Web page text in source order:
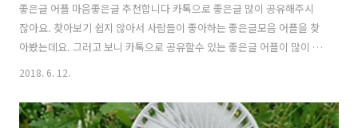
좋은글 어플 마음좋은글 추천합니다 카톡으로 좋은글 많이 공유해주시
잖아요. 찾아보기 쉽지 않아서 사람들이 좋아하는 좋은글모음 어플을 찾
아봤는데요. 그러고 보니 카톡으로 공유할수 있는 좋은글 어플이 많이 있
던데요. 마음좋은글 이라는 어플을 소개할려해요. 구글 플레이에서 ..
2018. 6. 12.